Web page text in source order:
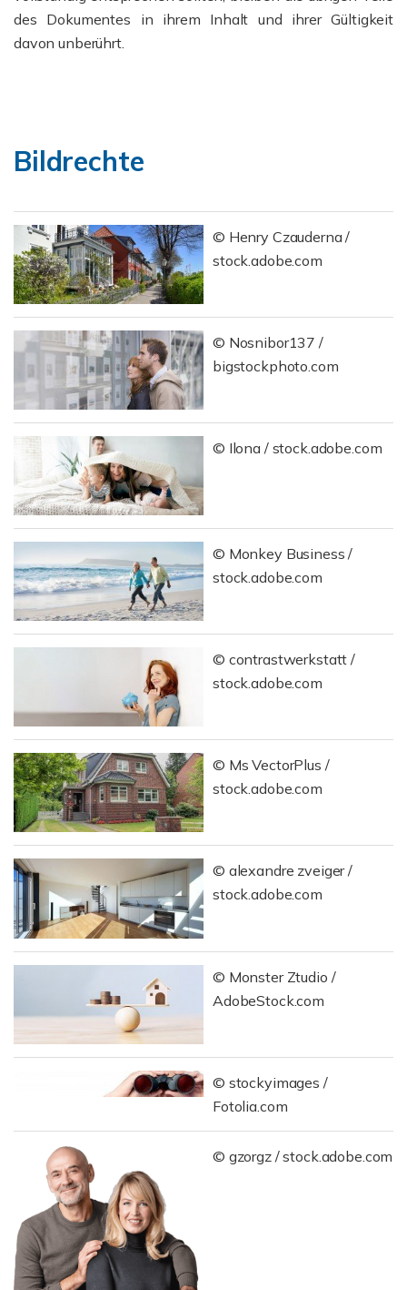
des Dokumentes in ihrem Inhalt und ihrer Gültigkeit
davon unberührt.
Bildrechte
© Henry Czauderna /
stock.adobe.com
© Nosnibor137 /
bigstockphoto.com
© Ilona / stock.adobe.com
© Monkey Business /
stock.adobe.com
© contrastwerkstatt /
stock.adobe.com
© Ms VectorPlus /
stock.adobe.com
© alexandre zveiger /
stock.adobe.com
© Monster Ztudio /
AdobeStock.com
© stockyimages /
Fotolia.com
© gzorgz / stock.adobe.com